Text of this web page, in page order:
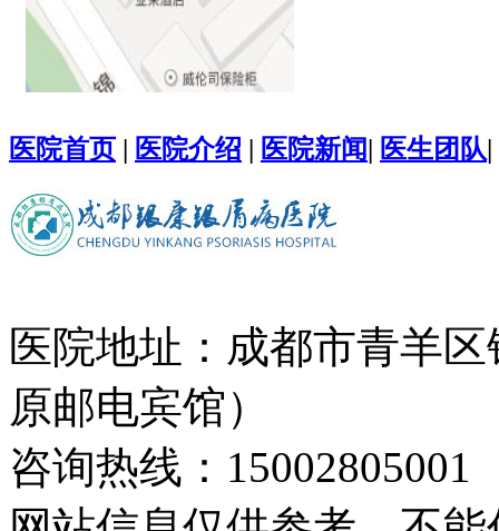
医院首页 | 医院介绍 | 医院新闻| 医生团队|
医院地址：成都市青羊
原邮电宾馆）
咨询热线：15002805001